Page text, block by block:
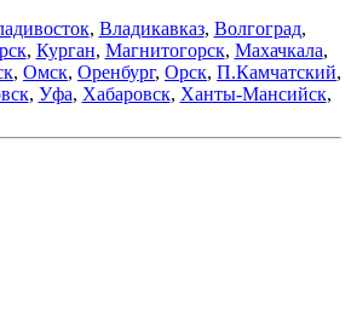
, Владикавказ, Волгоград,
, Курган, Магнитогорск, Махачкала,
, Омск, Оренбург, Орск, П.Камчатский,
, Уфа, Хабаровск, Ханты-Мансийск,